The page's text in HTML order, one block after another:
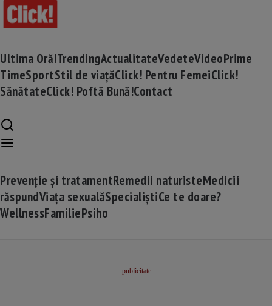
Ultima Oră!TrendingActualitateVedeteVideoPrime
TimeSportStil de viațăClick! Pentru FemeiClick!
SănătateClick! Poftă Bună!Contact
Prevenție și tratamentRemedii naturisteMedicii
răspundViața sexualăSpecialiștiCe te doare?
WellnessFamiliePsiho